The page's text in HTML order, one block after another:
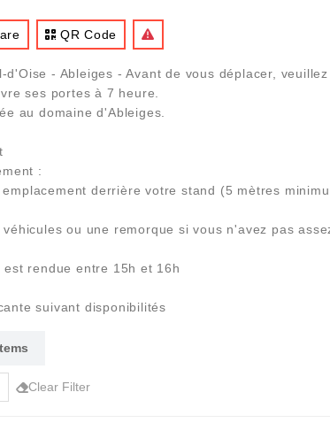
QR Code
- Ableiges - Avant de vous déplacer,
ses portes à 7 heure.
au domaine d'Ableiges.
:
derrière votre stand (5 mètres
ou une remorque si vous n'avez pas
rendue entre 15h et 16h
suivant disponibilités
Clear Filter